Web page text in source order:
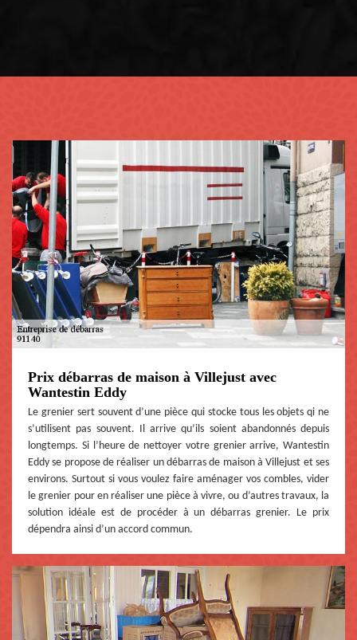
Prix débarras de maison à Villejust avec
Wantestin Eddy
Le grenier sert souvent d’une pièce qui stocke tous les objets qi ne
s’utilisent pas souvent. Il arrive qu’ils soient abandonnés depuis
longtemps. Si l’heure de nettoyer votre grenier arrive, Wantestin
Eddy se propose de réaliser un débarras de maison à Villejust et ses
environs. Surtout si vous voulez faire aménager vos combles, vider
le grenier pour en réaliser une pièce à vivre, ou d’autres travaux, la
solution idéale est de procéder à un débarras grenier. Le prix
dépendra ainsi d’un accord commun.